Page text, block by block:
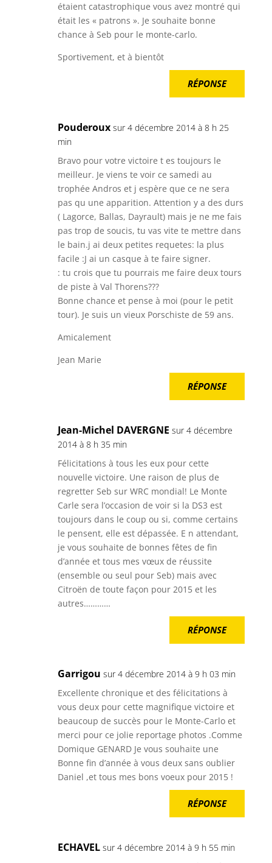
étaient catastrophique vous avez montré qui
était les « patrons ». Je souhaite bonne
chance à Seb pour le monte-carlo.
Sportivement, et à bientôt
RÉPONSE
Pouderoux sur 4 décembre 2014 à 8 h 25
min
Bravo pour votre victoire t es toujours le
meilleur. Je viens te voir ce samedi au
trophée Andros et j espère que ce ne sera
pas qu une apparition. Attention y a des durs
( Lagorce, Ballas, Dayrault) mais je ne me fais
pas trop de soucis, tu vas vite te mettre dans
le bain.j ai deux petites requetes: la plus
facile :J ai un casque à te faire signer.
: tu crois que tu pourrais me faire deux tours
de piste à Val Thorens???
Bonne chance et pense à moi (pour le petit
tour). Je suis un vieux Porschiste de 59 ans.
Amicalement
Jean Marie
RÉPONSE
Jean-Michel DAVERGNE sur 4 décembre
2014 à 8 h 35 min
Félicitations à tous les eux pour cette
nouvelle victoire. Une raison de plus de
regretter Seb sur WRC mondial! Le Monte
Carle sera l’occasion de voir si la DS3 est
toujours dans le coup ou si, comme certains
le pensent, elle est dépassée. E n attendant,
je vous souhaite de bonnes fêtes de fin
d’année et tous mes vœux de réussite
(ensemble ou seul pour Seb) mais avec
Citroën de toute façon pour 2015 et les
autres…………
RÉPONSE
Garrigou sur 4 décembre 2014 à 9 h 03 min
Excellente chronique et des félicitations à
vous deux pour cette magnifique victoire et
beaucoup de succès pour le Monte-Carlo et
merci pour ce jolie reportage photos .Comme
Domique GENARD Je vous souhaite une
Bonne fin d’année à vous deux sans oublier
Daniel ,et tous mes bons voeux pour 2015 !
RÉPONSE
ECHAVEL sur 4 décembre 2014 à 9 h 55 min